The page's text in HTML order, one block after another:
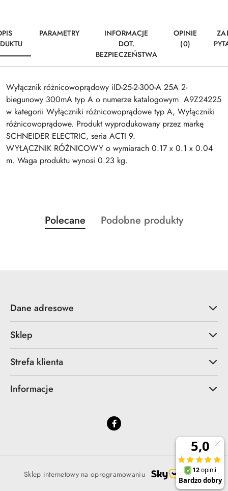
PARAMETRY
INFORMACJE
DOT.
BEZPIECZEŃSTWA
OPINIE
(0)
Wyłącznik różnicowoprądowy iID-25-2-300-A 25A 2-
biegunowy 300mA typ A o numerze katalogowym A9Z24225
w kategorii Wyłączniki różnicowoprądowe typ A, Wyłączniki
różnicowoprądowe. Produkt wyprodukowany przez markę
SCHNEIDER ELECTRIC, seria ACTI 9.
WYŁĄCZNIK RÓŻNICOWY o wymiarach 0.17 x 0.1 x 0.04
m. Waga produktu wynosi 0.23 kg.
Pomiń karuzelę produktów
Produkty
o
Polecane
Produkty
Podobne produkty
Dane adresowe
Sklep
Strefa klienta
Informacje
Sklep internetowy na oprogramowaniu